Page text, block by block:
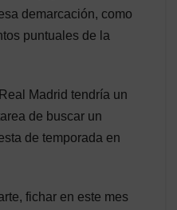
demarcación, como
puntuales de la
Madrid tendría un
de buscar un
de temporada en
fichar en este mes